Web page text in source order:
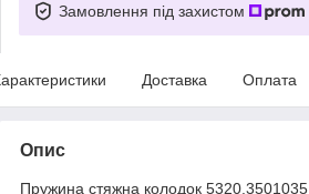
Замовлення під захистом
Доставка Оплата
Опис
Пружина стяжна колодок 5320.3501035